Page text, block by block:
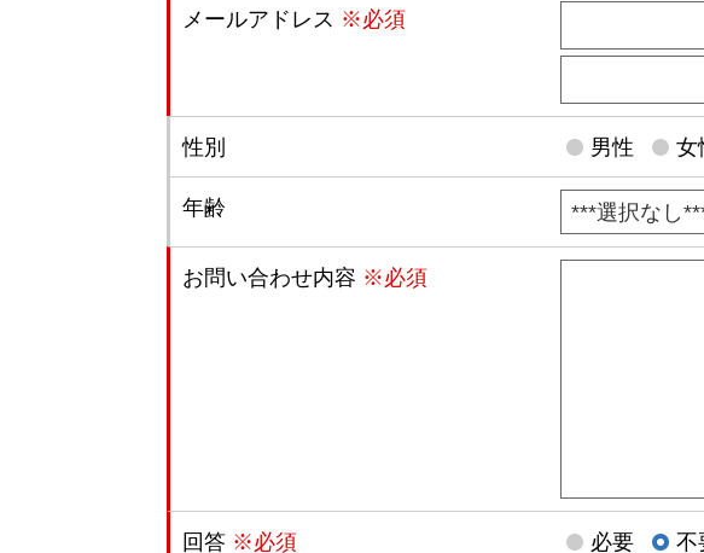
メールアドレス ※必須
性別 男性 女
年齢
お問い合わせ内容 ※必須
回答 ※必須 必要 不